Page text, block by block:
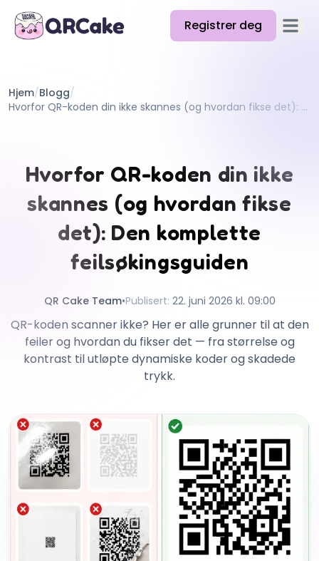
Registrer deg Åpne
Priser
Docs
Hjelp
Hjem/Blogg/
Hvorfor QR-koden din ikke skannes (og hvordan fikse det): Den komplette feilsøkingsguiden
Hvorfor QR-koden din ikke
skannes (og hvordan fikse
det): Den komplette
feilsøkingsguiden
QR Cake Team•Publisert: 22. juni 2026 kl. 09:00
QR-koden scanner ikke? Her er alle grunner til at den
feiler og hvordan du fikser det — fra størrelse og
kontrast til utløpte dynamiske koder og skadede
trykk.